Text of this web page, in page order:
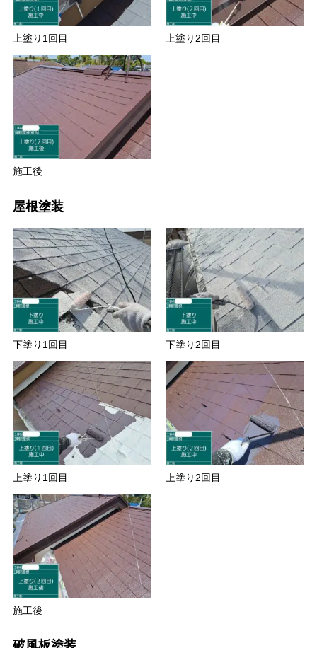
上塗り1回目 上塗り2回目
施工後
屋根塗装
下塗り1回目 下塗り2回目
上塗り1回目 上塗り2回目
施工後